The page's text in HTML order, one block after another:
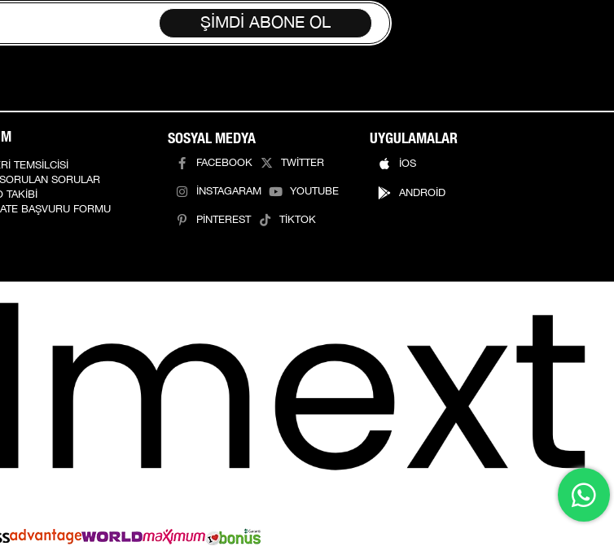
ŞİMDİ ABONE OL
TEMSİLCİSİ
SORULAR
TAKİBİ
BAŞVURU FORMU
SOSYAL MEDYA
FACEBOOK
TWİTTER
İNSTAGARAM
YOUTUBE
PİNTEREST
TİKTOK
UYGULAMALAR
İOS
ANDROİD